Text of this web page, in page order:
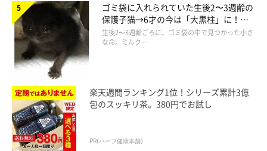
ハクくんにじゃれつくうたちゃん。
@ai_haku1215
無邪気で愛らしい姿で飼い主さん家族を魅了した、うたちゃん。
お迎え当時は「網戸に登る、走りまくる、ハクくんにじゃれつ
く」などのかなりのやんちゃっぷりを発揮していたといい、穏や
ゴミ袋に入れられていた生後2〜3週齢の
保護子猫→6才の今は「大黒柱」に！
美しい黒猫に成長した姿にグッとくる
生後2〜3週齢ごろに、ゴミ袋の中で見つかった小さ
な命。ミルク …
楽天週間ランキング1位！シリーズ累計3億
包のスッキリ茶。380円でお試し
PR(ハーブ健康本舗)